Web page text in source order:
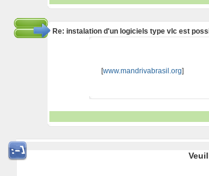
Re: instalation d'un logiciels type vlc est
[www.mandrivabrasil.org]